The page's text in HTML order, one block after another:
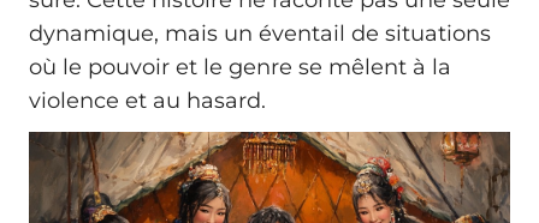
dynamique, mais un éventail de situations
où le pouvoir et le genre se mêlent à la
violence et au hasard.